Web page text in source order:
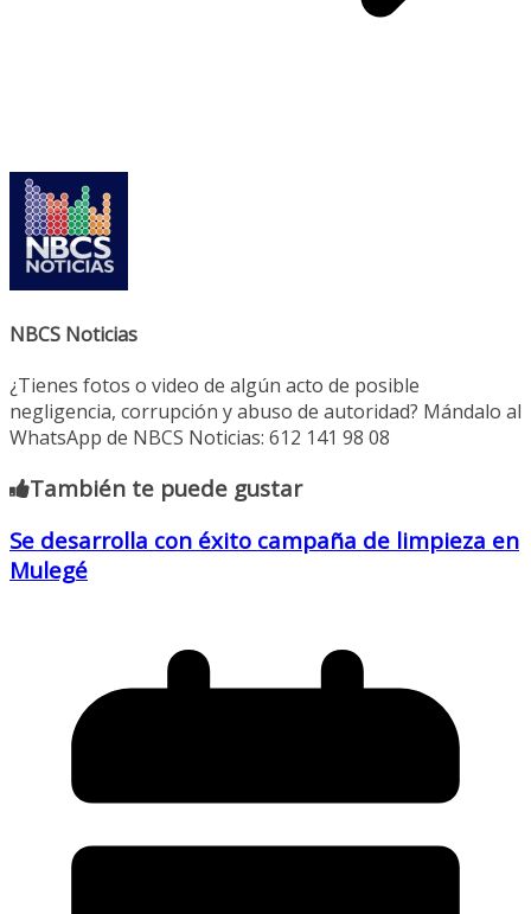
NBCS Noticias
¿Tienes fotos o video de algún acto de posible
negligencia, corrupción y abuso de autoridad? Mándalo al
WhatsApp de NBCS Noticias: 612 141 98 08
También te puede gustar
Se desarrolla con éxito campaña de limpieza en
Mulegé